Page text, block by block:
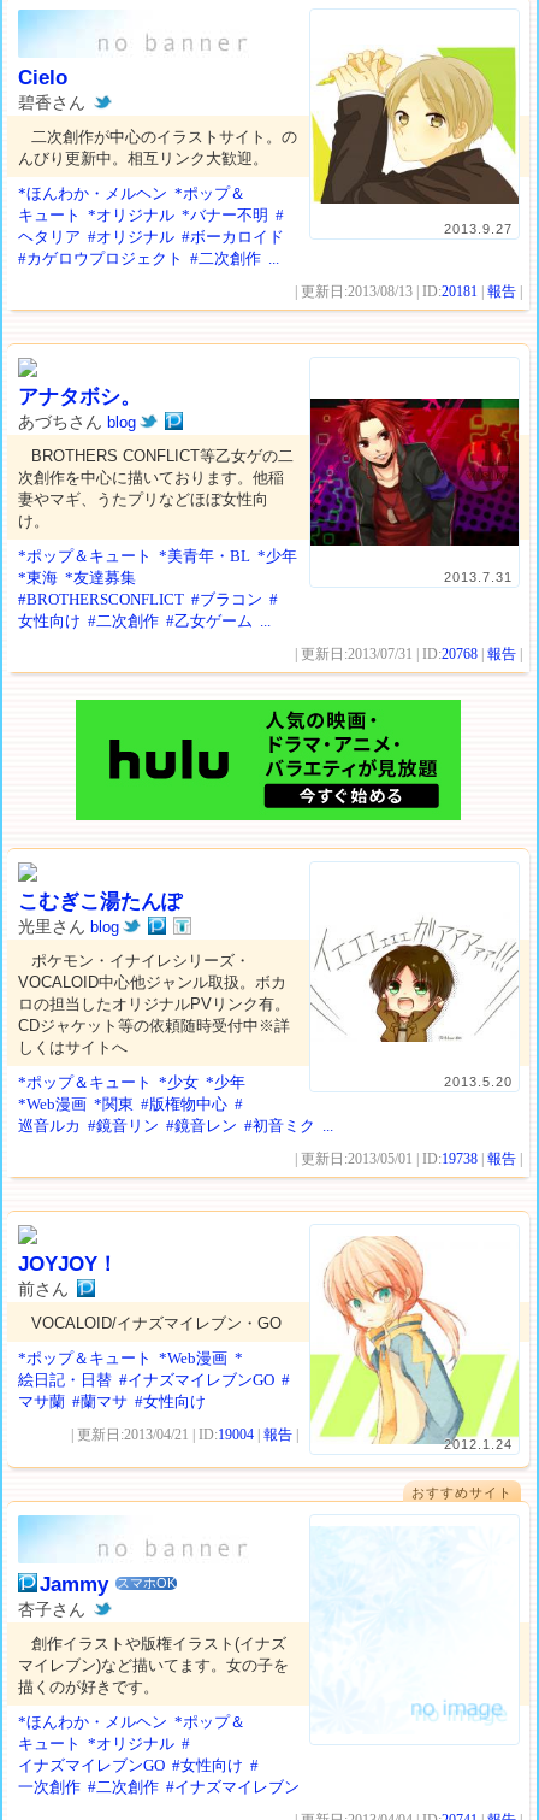
2013.9.27
Cielo
碧香さん
二次創作が中心のイラストサイト。の
んびり更新中。相互リンク大歓迎。
*ほんわか・メルヘン *ポップ＆
キュート
*オリジナル *バナー不明 #
ヘタリア #オリジナル #ボーカロイド
#カゲロウプロジェクト
#二次創作 ...
| 更新日:2013/08/13 | ID:20181 |報告
2013.7.31
アナタボシ。
あづちさんblog
BROTHERS CONFLICT等乙女ゲの二
次創作を中心に描いております。他稲
妻やマギ、うたプリなどほぼ女性向
け。
*ポップ＆キュート
*美青年・BL *少年
*東海 *友達募集
#BROTHERSCONFLICT #ブラコン #
女性向け #二次創作 #乙女ゲーム ...
| 更新日:2013/07/31 | ID:20768 |報告
2013.5.20
こむぎこ湯たんぽ
光里さんblog
ポケモン・イナイレシリーズ・
VOCALOID中心他ジャンル取扱。ボカ
ロの担当したオリジナルPVリンク有。
CDジャケット等の依頼随時受付中※詳
しくはサイトへ
*ポップ＆キュート
*少女 *少年
*Web漫画 *関東 #版権物中心 #
巡音ルカ #鏡音リン #鏡音レン #初音ミク ...
| 更新日:2013/05/01 | ID:19738 |報告
2012.1.24
JOYJOY！
前さん
VOCALOID/イナズマイレブン・GO
*ポップ＆キュート
*Web漫画 *
絵日記・日替 #イナズマイレブンGO #
マサ蘭 #蘭マサ #女性向け
| 更新日:2013/04/21 | ID:19004 |報告
おすすめサイト
Jammy スマホOK
杏子さん
創作イラストや版権イラスト(イナズ
マイレブン)など描いてます。女の子を
描くのが好きです。
*ほんわか・メルヘン *ポップ＆
キュート
*オリジナル #
イナズマイレブンGO #女性向け #
一次創作 #二次創作 #イナズマイレブン